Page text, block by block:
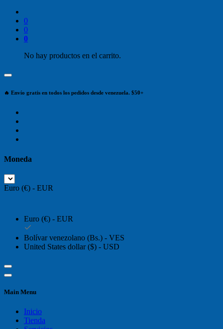
0
0
0
No hay productos en el carrito.
🔥 Envío gratis en todos los pedidos desde venezuela. $50+
Moneda
Euro (€) - EUR
Euro (€) - EUR
Bolívar venezolano (Bs.) - VES
United States dollar ($) - USD
Main Menu
Inicio
Tienda